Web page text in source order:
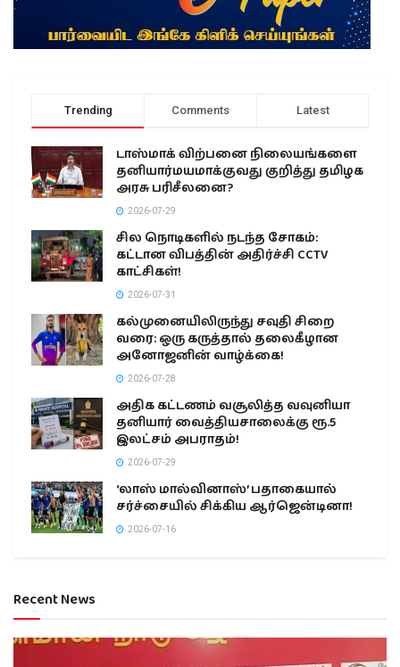
Trending Comments Latest
டாஸ்மாக் விற்பனை நிலையங்களை
தனியார்மயமாக்குவது குறித்து தமிழக
அரசு பரிசீலனை?
2026-07-29
சில நொடிகளில் நடந்த சோகம்:
கட்டான விபத்தின் அதிர்ச்சி CCTV
காட்சிகள்!
2026-07-31
கல்முனையிலிருந்து சவுதி சிறை
வரை: ஒரு கருத்தால் தலைகீழான
அனோஜனின் வாழ்க்கை!
2026-07-28
அதிக கட்டணம் வசூலித்த வவுனியா
தனியார் வைத்தியசாலைக்கு ரூ.5
இலட்சம் அபராதம்!
2026-07-29
‘லாஸ் மால்வினாஸ்’ பதாகையால்
சர்ச்சையில் சிக்கிய ஆர்ஜென்டினா!
2026-07-16
Recent News